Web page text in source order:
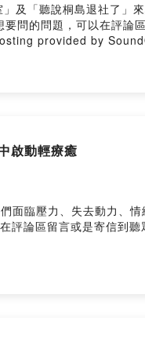
退社了」來討論校園中滾雪球般的
可以在評論區留言 或是寄信到
provided by
啟動輕療癒
評論區留言或是寄信